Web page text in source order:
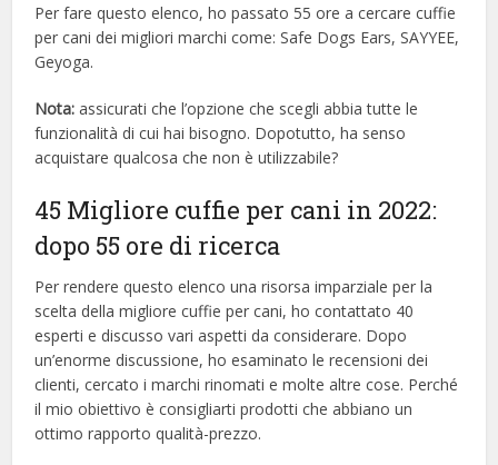
Per fare questo elenco, ho passato 55 ore a cercare cuffie
per cani dei migliori marchi come: Safe Dogs Ears, SAYYEE,
Geyoga.
Nota: assicurati che l’opzione che scegli abbia tutte le
funzionalità di cui hai bisogno. Dopotutto, ha senso
acquistare qualcosa che non è utilizzabile?
45 Migliore cuffie per cani in 2022:
dopo 55 ore di ricerca
Per rendere questo elenco una risorsa imparziale per la
scelta della migliore cuffie per cani, ​​ho contattato 40
esperti e discusso vari aspetti da considerare. Dopo
un’enorme discussione, ho esaminato le recensioni dei
clienti, cercato i marchi rinomati e molte altre cose. Perché
il mio obiettivo è consigliarti prodotti che abbiano un
ottimo rapporto qualità-prezzo.